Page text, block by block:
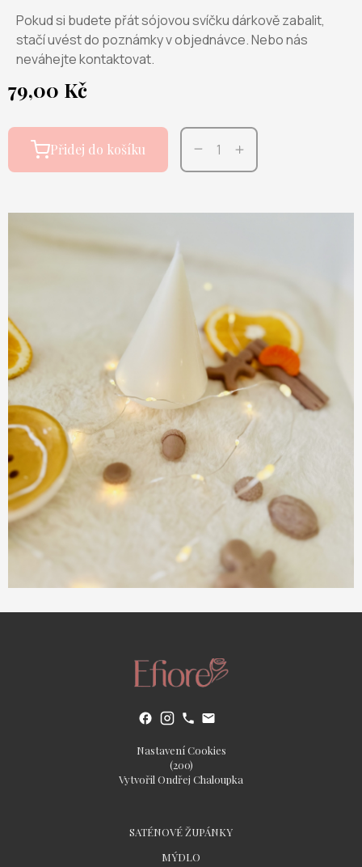
Pokud si budete přát sójovou svíčku dárkově zabalit,
stačí uvést do poznámky v objednávce. Nebo nás
neváhejte kontaktovat.
79,00 Kč
Přidej do košíku
Nastavení Cookies
(200)
Vytvořil Ondřej Chaloupka
SATÉNOVÉ ŽUPÁNKY
MÝDLO